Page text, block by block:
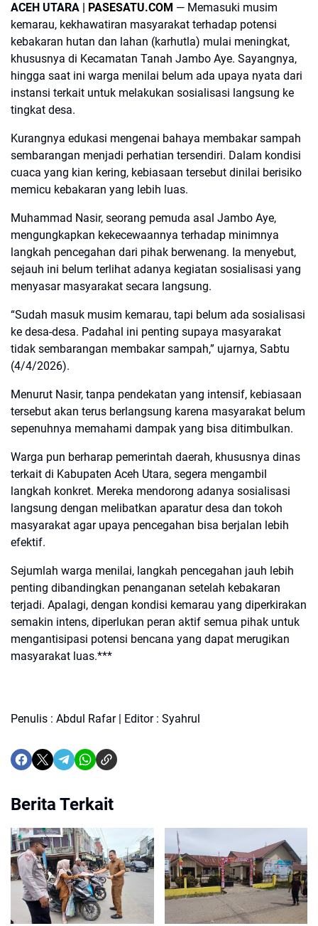
ACEH UTARA | PASESATU.COM — Memasuki musim
kemarau, kekhawatiran masyarakat terhadap potensi
kebakaran hutan dan lahan (karhutla) mulai meningkat,
khususnya di Kecamatan Tanah Jambo Aye. Sayangnya,
hingga saat ini warga menilai belum ada upaya nyata dari
instansi terkait untuk melakukan sosialisasi langsung ke
tingkat desa.
Kurangnya edukasi mengenai bahaya membakar sampah
sembarangan menjadi perhatian tersendiri. Dalam kondisi
cuaca yang kian kering, kebiasaan tersebut dinilai berisiko
memicu kebakaran yang lebih luas.
Muhammad Nasir, seorang pemuda asal Jambo Aye,
mengungkapkan kekecewaannya terhadap minimnya
langkah pencegahan dari pihak berwenang. Ia menyebut,
sejauh ini belum terlihat adanya kegiatan sosialisasi yang
menyasar masyarakat secara langsung.
“Sudah masuk musim kemarau, tapi belum ada sosialisasi
ke desa-desa. Padahal ini penting supaya masyarakat
tidak sembarangan membakar sampah,” ujarnya, Sabtu
(4/4/2026).
Menurut Nasir, tanpa pendekatan yang intensif, kebiasaan
tersebut akan terus berlangsung karena masyarakat belum
sepenuhnya memahami dampak yang bisa ditimbulkan.
Warga pun berharap pemerintah daerah, khususnya dinas
terkait di Kabupaten Aceh Utara, segera mengambil
langkah konkret. Mereka mendorong adanya sosialisasi
langsung dengan melibatkan aparatur desa dan tokoh
masyarakat agar upaya pencegahan bisa berjalan lebih
efektif.
Sejumlah warga menilai, langkah pencegahan jauh lebih
penting dibandingkan penanganan setelah kebakaran
terjadi. Apalagi, dengan kondisi kemarau yang diperkirakan
semakin intens, diperlukan peran aktif semua pihak untuk
mengantisipasi potensi bencana yang dapat merugikan
masyarakat luas.***
Penulis : Abdul Rafar | Editor : Syahrul
Berita Terkait